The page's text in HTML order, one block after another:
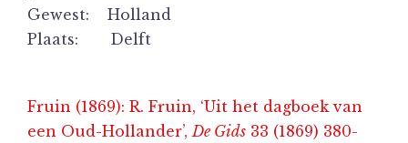
Gewest: Holland
Plaats: Delft
Fruin (1869): R. Fruin, ‘Uit het dagboek van
een Oud-Hollander’, De Gids 33 (1869) 380-